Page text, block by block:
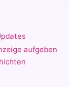
aufgeben